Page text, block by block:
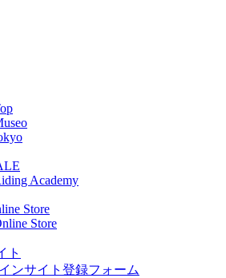
Academy
Store
Store
ト
ンサイト登録フォーム